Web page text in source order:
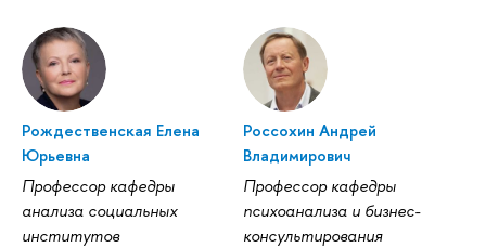
Рождественская Елена
Юрьевна
Профессор кафедры
анализа социальных
институтов
Россохин Андрей
Владимирович
Профессор кафедры
психоанализа и бизнес-
консультирования